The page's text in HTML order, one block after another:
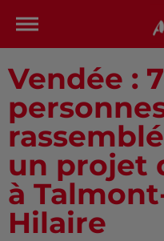
Vendée :
un projet
à
Hilaire